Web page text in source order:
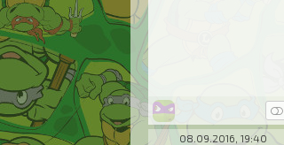
08.09.2016, 19:40